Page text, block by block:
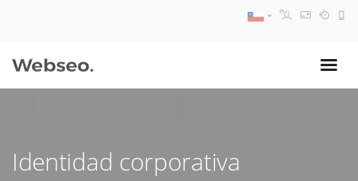
Identidad corporativa
09:30 AM A 18:30 PM